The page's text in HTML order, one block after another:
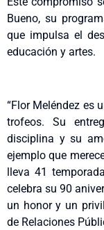
Bueno, su
que impulsa el
educación y artes.
“Flor Meléndez es
trofeos. Su
disciplina y su
ejemplo que
lleva 41
celebra su 90
un honor y un
de Relaciones